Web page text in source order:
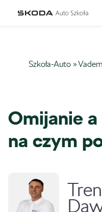
Szkoła-Auto »
Omijanie
na czym